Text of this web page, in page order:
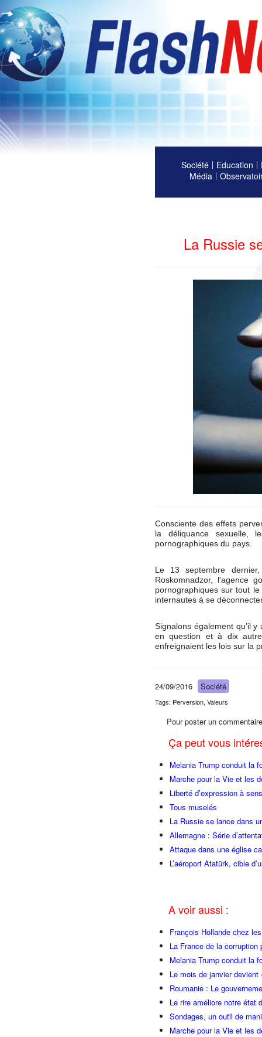
Société Education
Média
La Russie
Consciente des effets
la déliquance sexuelle,
pornographiques du pays.
Le 13 septembre
Roskomnadzor, l'agence
pornographiques sur tout
internautes à se
Signalons également qu’il
en question et à dix
enfreignaient les lois sur la
24/09/2016 Société
Tags: Perversion, Valeurs
Pour poster un
Ça peut vous
Melania Trump conduit la
Marche pour la Vie et les
Liberté d’expression à
Tous muselés
La Russie se lance dans
Allemagne : Série
Attaque dans une église
L’aéroport Atatürk, cible
A voir aussi :
François Hollande chez
La France de la
Melania Trump conduit la
Le mois de janvier
Roumanie : Le
Le rire améliore notre état
Sondages, un outil de
Marche pour la Vie et les